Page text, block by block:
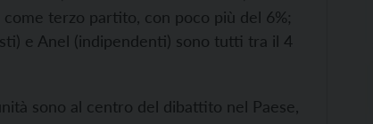
terzo partito, con poco più del 6%;
e Anel (indipendenti) sono tutti tra il 4
sono al centro del dibattito nel Paese,